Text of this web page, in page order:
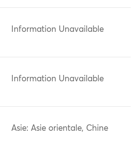
Information Unavailable
Information Unavailable
Asie: Asie orientale, Chine